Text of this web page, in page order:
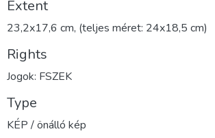
Extent
23,2x17,6 cm, (teljes méret: 24x18,5 cm)
Rights
Jogok: FSZEK
Type
KÉP / önálló kép